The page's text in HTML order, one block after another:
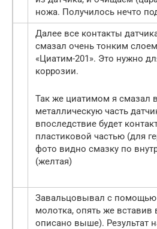
ножа. Получилось нечто
Далее все контакты
смазал очень тонким
«Циатим-201». Это нужно
коррозии.
Так же циатимом я смазал
металлическую часть
впоследствие будет
пластиковой частью (для
фото видно смазку по
(желтая)
Завальцовывал с помощью
молотка, опять же вставив
описано выше). Результат